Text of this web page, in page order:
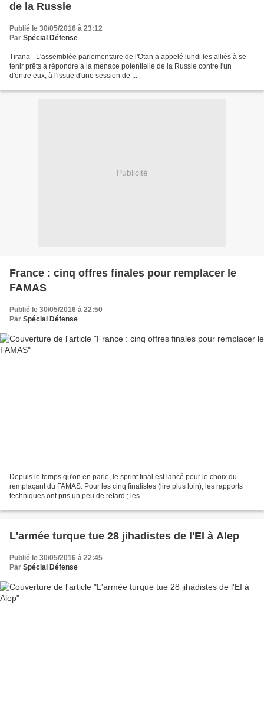
de la Russie
Publié le 30/05/2016 à 23:12
Par Spécial Défense
Tirana - L'assemblée parlementaire de l'Otan a appelé lundi les alliés à se
tenir prêts à répondre à la menace potentielle de la Russie contre l'un
d'entre eux, à l'issue d'une session de ...
Publicité
France : cinq offres finales pour remplacer le
FAMAS
Publié le 30/05/2016 à 22:50
Par Spécial Défense
Depuis le temps qu'on en parle, le sprint final est lancé pour le choix du
remplaçant du FAMAS. Pour les cinq finalistes (lire plus loin), les rapports
techniques ont pris un peu de retard ; les ...
L'armée turque tue 28 jihadistes de l'EI à Alep
Publié le 30/05/2016 à 22:45
Par Spécial Défense